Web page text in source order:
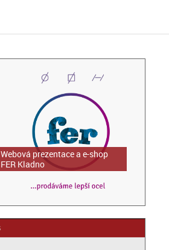
Webová prezentace a e-shop
FER Kladno